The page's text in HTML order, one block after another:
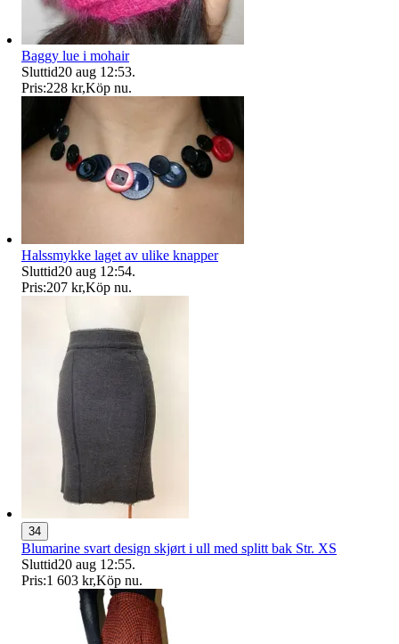
Baggy lue i mohair
Sluttid20 aug 12:53.
Pris:228 kr,Köp nu.
Halssmykke laget av ulike knapper
Sluttid20 aug 12:54.
Pris:207 kr,Köp nu.
34
Blumarine svart design skjørt i ull med splitt bak Str. XS
Sluttid20 aug 12:55.
Pris:1 603 kr,Köp nu.